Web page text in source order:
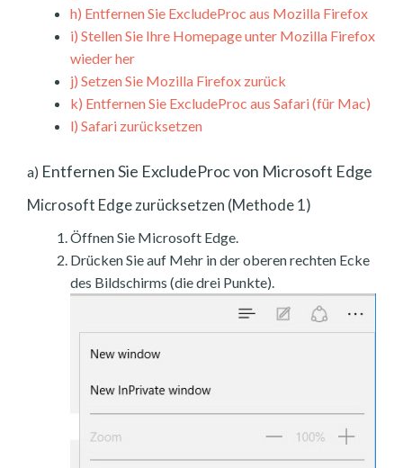
h) Entfernen Sie ExcludeProc aus Mozilla Firefox
i) Stellen Sie Ihre Homepage unter Mozilla Firefox
wieder her
j) Setzen Sie Mozilla Firefox zurück
k) Entfernen Sie ExcludeProc aus Safari (für Mac)
l) Safari zurücksetzen
a) Entfernen Sie ExcludeProc von Microsoft Edge
Microsoft Edge zurücksetzen (Methode 1)
Öffnen Sie Microsoft Edge.
Drücken Sie auf Mehr in der oberen rechten Ecke
des Bildschirms (die drei Punkte).